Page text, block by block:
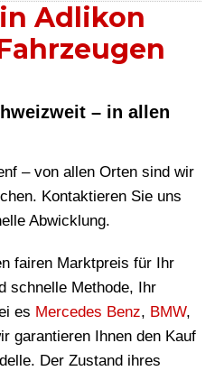
Adlikon
– in allen
– von allen Orten sind wir
Kontaktieren Sie uns
Abwicklung.
fairen Marktpreis für Ihr
schnelle Methode, Ihr
es Mercedes Benz, BMW,
garantieren Ihnen den Kauf
Der Zustand ihres